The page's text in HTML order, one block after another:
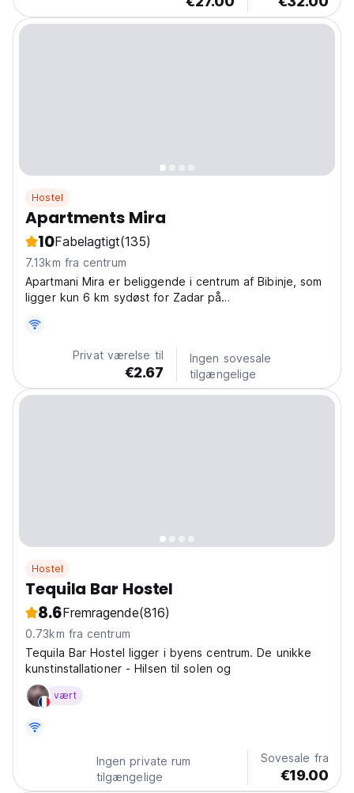
Hostel
Apartments Mira
10Fabelagtigt(135)
7.13km fra centrum
Apartmani Mira er beliggende i centrum af Bibinje, som
ligger kun 6 km sydøst for Zadar på
Privat værelse til
€2.67
Ingen sovesale
tilgængelige
Hostel
Tequila Bar Hostel
8.6Fremragende(816)
0.73km fra centrum
Tequila Bar Hostel ligger i byens centrum. De unikke
kunstinstallationer - Hilsen til solen og
vært
Ingen private rum
tilgængelige
Sovesale fra
€19.00